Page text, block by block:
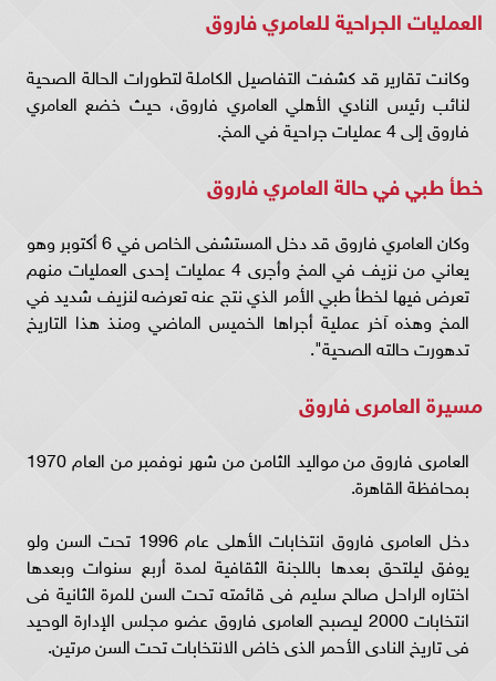
العمليات الجراحية للعامري فاروق
وكانت تقارير قد كشفت التفاصيل الكاملة لتطورات الحالة الصحية
لنائب رئيس النادي الأهلي العامري فاروق، حيث خضع العامري
فاروق إلى 4 عمليات جراحية في المخ.
خطأ طبي في حالة العامري فاروق
وكان العامري فاروق قد دخل المستشفى الخاص في 6 أكتوبر وهو
يعاني من نزيف في المخ وأجرى 4 عمليات إحدى العمليات منهم
تعرض فيها لخطأ طبي الأمر الذي نتج عنه تعرضه لنزيف شديد في
المخ وهذه آخر عملية أجراها الخميس الماضي ومنذ هذا التاريخ
تدهورت حالته الصحية".
مسيرة العامرى فاروق
العامرى فاروق من مواليد الثامن من شهر نوفمبر من العام 1970
بمحافظة القاهرة.
دخل العامرى فاروق انتخابات الأهلى عام 1996 تحت السن ولو
يوفق ليلتحق بعدها باللجنة الثقافية لمدة أربع سنوات وبعدها
اختاره الراحل صالح سليم فى قائمته تحت السن للمرة الثانية فى
انتخابات 2000 ليصبح العامرى فاروق عضو مجلس الإدارة الوحيد
فى تاريخ النادى الأحمر الذى خاض الانتخابات تحت السن مرتين.